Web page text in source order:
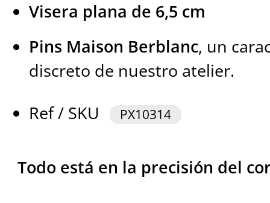
Visera plana de 6,5 cm
Pins Maison Berblanc, un
discreto de nuestro atelier.
Ref / SKU
PX10314
Todo está en la precisión del